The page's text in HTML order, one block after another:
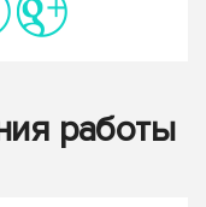
работы